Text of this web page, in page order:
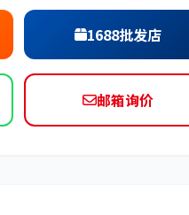
1688批发店
邮箱询价